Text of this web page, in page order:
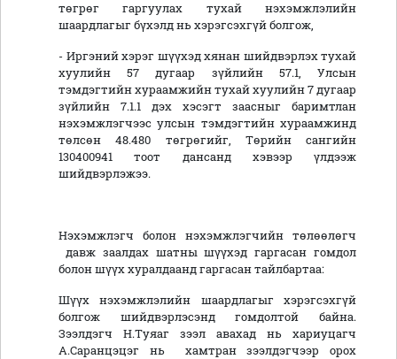
төгрөг гаргуулах тухай нэхэмжлэлийн
шаардлагыг бүхэлд нь хэрэгсэхгүй болгож,
- Иргэний хэрэг шүүхэд хянан шийдвэрлэх тухай
хуулийн 57 дугаар зүйлийн 57.1, Улсын
тэмдэгтийн хураамжийн тухай хуулийн 7 дугаар
зүйлийн 7.1.1 дэх хэсэгт заасныг баримтлан
нэхэмжлэгчээс улсын тэмдэгтийн хураамжинд
төлсөн 48.480 төгрөгийг, Төрийн сангийн
130400941 тоот дансанд хэвээр үлдээж
шийдвэрлэжээ.
Нэхэмжлэгч болон нэхэмжлэгчийн төлөөлөгч
давж заалдах шатны шүүхэд гаргасан гомдол
болон шүүх хуралдаанд гаргасан тайлбартаа:
Шүүх нэхэмжлэлийн шаардлагыг хэрэгсэхгүй
болгож шийдвэрлэсэнд гомдолтой байна.
Зээлдэгч Н.Туяаг зээл авахад нь хариуцагч
А.Саранцэцэг нь хамтран зээлдэгчээр орох